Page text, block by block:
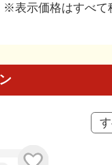
※表示価格はすべて